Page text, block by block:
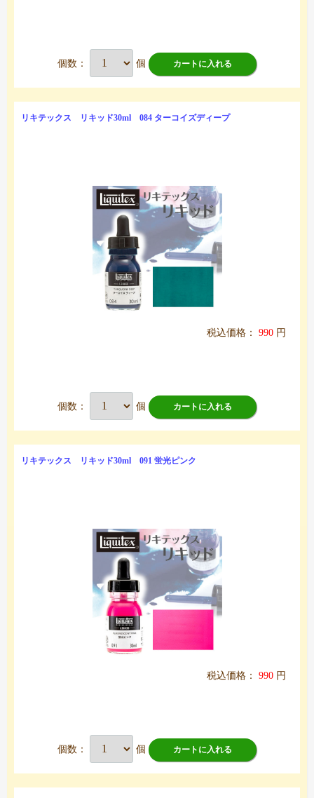
個数： 個 カートに入れる
リキテックス リキッド30ml 084 ターコイズディープ
税込価格： 990 円
個数： 個 カートに入れる
リキテックス リキッド30ml 091 蛍光ピンク
税込価格： 990 円
個数： 個 カートに入れる